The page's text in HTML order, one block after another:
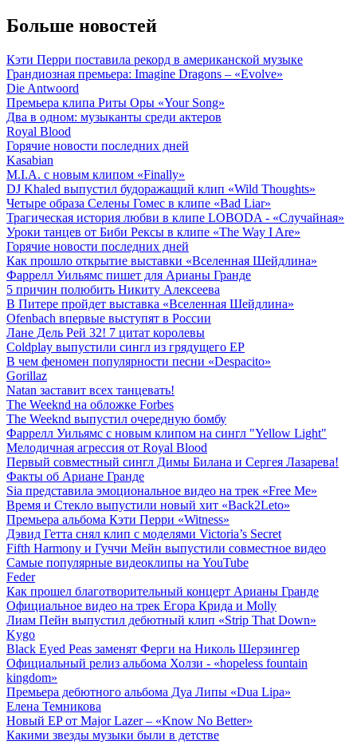
Больше новостей
Кэти Перри поставила рекорд в американской музыке
Грандиозная премьера: Imagine Dragons – «Evolve»
Die Antwoord
Премьера клипа Риты Оры «Your Song»
Два в одном: музыканты среди актеров
Royal Blood
Горячие новости последних дней
Kasabian
M.I.A. с новым клипом «Finally»
DJ Khaled выпустил будоражащий клип «Wild Thoughts»
Четыре образа Селены Гомес в клипе «Bad Liar»
Трагическая история любви в клипе LOBODA - «Случайная»
Уроки танцев от Биби Рексы в клипе «The Way I Are»
Горячие новости последних дней
Как прошло открытие выставки «Вселенная Шейдлина»
Фаррелл Уильямс пишет для Арианы Гранде
5 причин полюбить Никиту Алексеева
В Питере пройдет выставка «Вселенная Шейдлина»
Ofenbach впервые выступят в России
Лане Дель Рей 32! 7 цитат королевы
Coldplay выпустили сингл из грядущего EP
В чем феномен популярности песни «Despacito»
Gorillaz
Natan заставит всех танцевать!
The Weeknd на обложке Forbes
The Weeknd выпустил очередную бомбу
Фаррелл Уильямс с новым клипом на сингл "Yellow Light"
Мелодичная агрессия от Royal Blood
Первый совместный сингл Димы Билана и Сергея Лазарева!
Факты об Ариане Гранде
Sia представила эмоциональное видео на трек «Free Me»
Время и Стекло выпустили новый хит «Back2Leto»
Премьера альбома Кэти Перри «Witness»
Дэвид Гетта снял клип с моделями Victoria’s Secret
Fifth Harmony и Гуччи Мейн выпустили совместное видео
Самые популярные видеоклипы на YouTube
Feder
Как прошел благотворительный концерт Арианы Гранде
Официальное видео на трек Егора Крида и Molly
Лиам Пейн выпустил дебютный клип «Strip That Down»
Kygo
Black Eyed Peas заменят Ферги на Николь Шерзингер
Официальный релиз альбома Холзи - «hopeless fountain
kingdom»
Премьера дебютного альбома Дуа Липы «Dua Lipa»
Елена Темникова
Новый EP от Major Lazer – «Know No Better»
Какими звезды музыки были в детстве